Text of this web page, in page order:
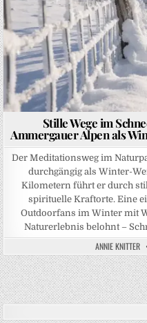
Stille Wege im
Ammergauer Alpen als
Der Meditationsweg im
durchgängig als Winter-
Kilometern führt er durch
spirituelle Kraftorte. Eine
Outdoorfans im Winter mit
Naturerlebnis belohnt –
ANNIE KNITTER